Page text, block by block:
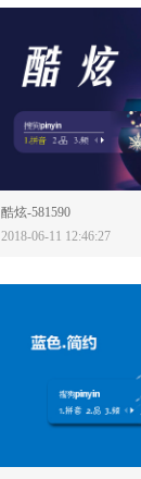
酷炫-581590
2018-06-11 12:46:27